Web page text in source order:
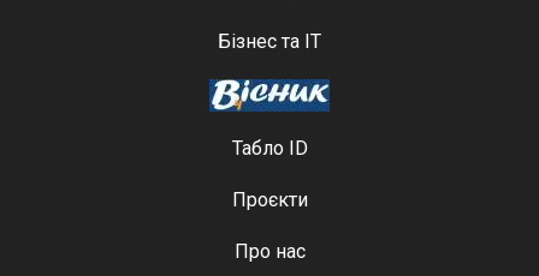
Бізнес та ІТ
Табло ID
Проєкти
Про нас